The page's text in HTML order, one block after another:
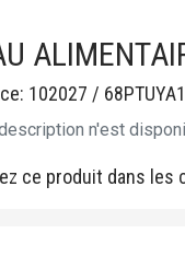
102027 /
n'est
ce produit dans les